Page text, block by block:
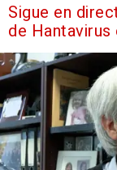
Sigue en
de